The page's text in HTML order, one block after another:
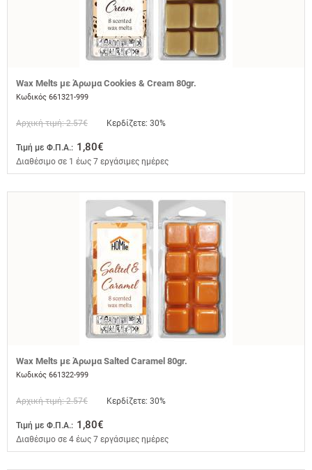
Wax Melts με Άρωμα Cookies & Cream 80gr.
Κωδικός 661321-999
Αρχική τιμή: 2.57€ Κερδίζετε: 30%
Τιμή με Φ.Π.Α.: 1,80€
Διαθέσιμο σε 1 έως 7 εργάσιμες ημέρες
Wax Melts με Άρωμα Salted Caramel 80gr.
Κωδικός 661322-999
Αρχική τιμή: 2.57€ Κερδίζετε: 30%
Τιμή με Φ.Π.Α.: 1,80€
Διαθέσιμο σε 4 έως 7 εργάσιμες ημέρες